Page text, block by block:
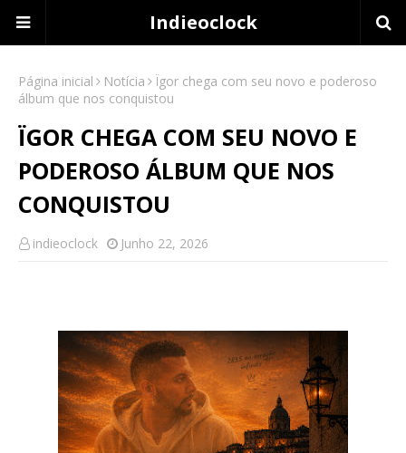
Indieoclock
Página inicial Notícia
Ïgor chega com seu novo e poderoso
álbum que nos conquistou
ÏGOR CHEGA COM SEU NOVO E
PODEROSO ÁLBUM QUE NOS
CONQUISTOU
indieoclock Junho 22, 2026